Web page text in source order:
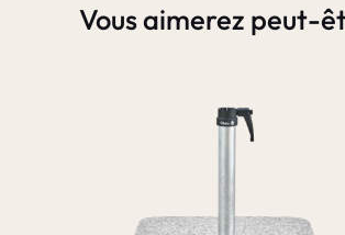
Vous aimerez peut-